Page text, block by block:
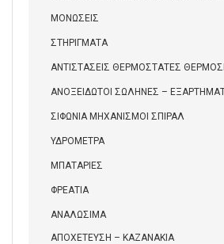
ΜΟΝΩΣΕΙΣ
ΣΤΗΡΙΓΜΑΤΑ
ΑΝΤΙΣΤΑΣΕΙΣ ΘΕΡΜΟΣΤΑΤΕΣ
ΑΝΟΞΕΙΔΩΤΟΙ ΣΩΛΗΝΕΣ –
ΣΙΦΩΝΙΑ ΜΗΧΑΝΙΣΜΟΙ ΣΠΙΡΑΛ
ΥΔΡΟΜΕΤΡΑ
ΜΠΑΤΑΡΙΕΣ
ΦΡΕΑΤΙΑ
ΑΝΑΛΩΣΙΜΑ
ΑΠΟΧΕΤΕΥΣΗ – ΚΑΖΑΝΑΚΙΑ